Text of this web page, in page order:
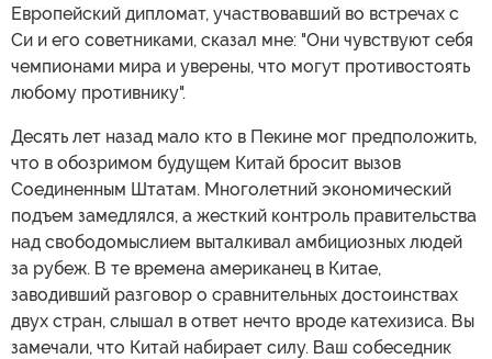
Европейский дипломат, участвовавший во встречах с
Си и его советниками, сказал мне: "Они чувствуют себя
чемпионами мира и уверены, что могут противостоять
любому противнику".
Десять лет назад мало кто в Пекине мог предположить,
что в обозримом будущем Китай бросит вызов
Соединенным Штатам. Многолетний экономический
подъем замедлялся, а жесткий контроль правительства
над свободомыслием выталкивал амбициозных людей
за рубеж. В те времена американец в Китае,
заводивший разговор о сравнительных достоинствах
двух стран, слышал в ответ нечто вроде катехизиса. Вы
замечали, что Китай набирает силу. Ваш собеседник